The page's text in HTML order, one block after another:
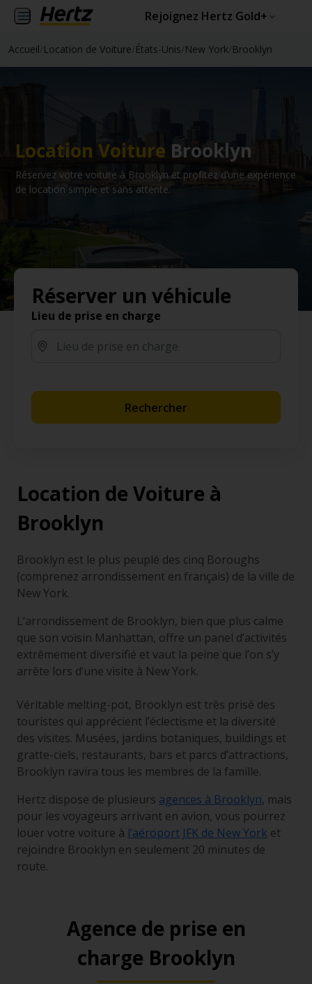
Rejoignez Hertz Gold+
Accueil Location de Voiture États-Unis New York Brooklyn
Location Voiture Brooklyn
Réservez votre voiture à Brooklyn et profitez d’une expérience
de location simple et sans attente.
Réserver un véhicule
Lieu de prise en charge
Rechercher
Location de Voiture à
Brooklyn
Brooklyn est le plus peuplé des cinq Boroughs
(comprenez arrondissement en français) de la ville de
New York.
L’arrondissement de Brooklyn, bien que plus calme
que son voisin Manhattan, offre un panel d’activités
extrêmement diversifié et vaut la peine que l’on s’y
arrête lors d’une visite à New York.
Véritable melting-pot, Brooklyn est très prisé des
touristes qui apprécient l’éclectisme et la diversité
des visites. Musées, jardins botaniques, buildings et
gratte-ciels, restaurants, bars et parcs d’attractions,
Brooklyn ravira tous les membres de la famille.
Hertz dispose de plusieurs agences à Brooklyn, mais
pour les voyageurs arrivant en avion, vous pourrez
louer votre voiture à l’aéroport JFK de New York et
rejoindre Brooklyn en seulement 20 minutes de
route.
Agence de prise en
charge Brooklyn